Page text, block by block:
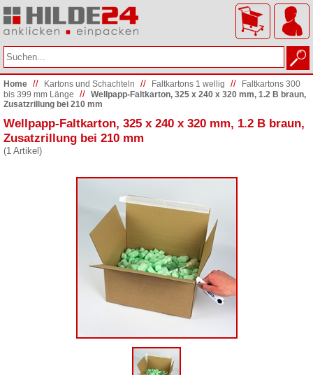
Home // Kartons und Schachteln // Faltkartons 1 wellig //
Faltkartons 300
bis 399 mm Länge
// Wellpapp-Faltkarton, 325 x 240 x 320 mm, 1.2 B braun,
Zusatzrillung bei 210 mm
Wellpapp-Faltkarton, 325 x 240 x 320 mm, 1.2 B braun,
Zusatzrillung bei 210 mm
(1 Artikel)